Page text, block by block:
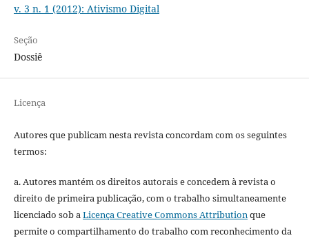
v. 3 n. 1 (2012): Ativismo Digital
Seção
Dossiê
Licença
Autores que publicam nesta revista concordam com os seguintes
termos:
a. Autores mantém os direitos autorais e concedem à revista o
direito de primeira publicação, com o trabalho simultaneamente
licenciado sob aLicença Creative Commons Attributionque
permite o compartilhamento do trabalho com reconhecimento da